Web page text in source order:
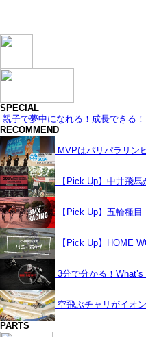
SPECIAL
親子で夢中になれる！成長できる
RECOMMEND
MVPはパリパラリン
【Pick Up】中井飛
【Pick Up】五輪種
【Pick Up】HOME
3分で分かる！
空飛ぶチャリがイオ
PARTS